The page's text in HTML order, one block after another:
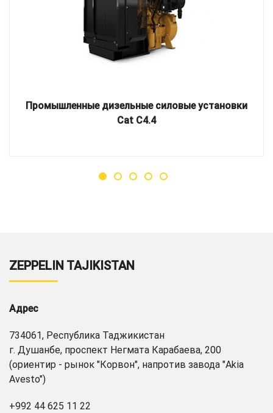
Промышленные дизельные силовые установки
Cat C4.4
ZEPPELIN TAJIKISTAN
Адрес
734061, Республика Таджикистан
г. Душанбе, проспект Негмата Карабаева, 200
(ориентир - рынок "Корвон", напротив завода "Akia
Avesto")
+992 44 625 11 22